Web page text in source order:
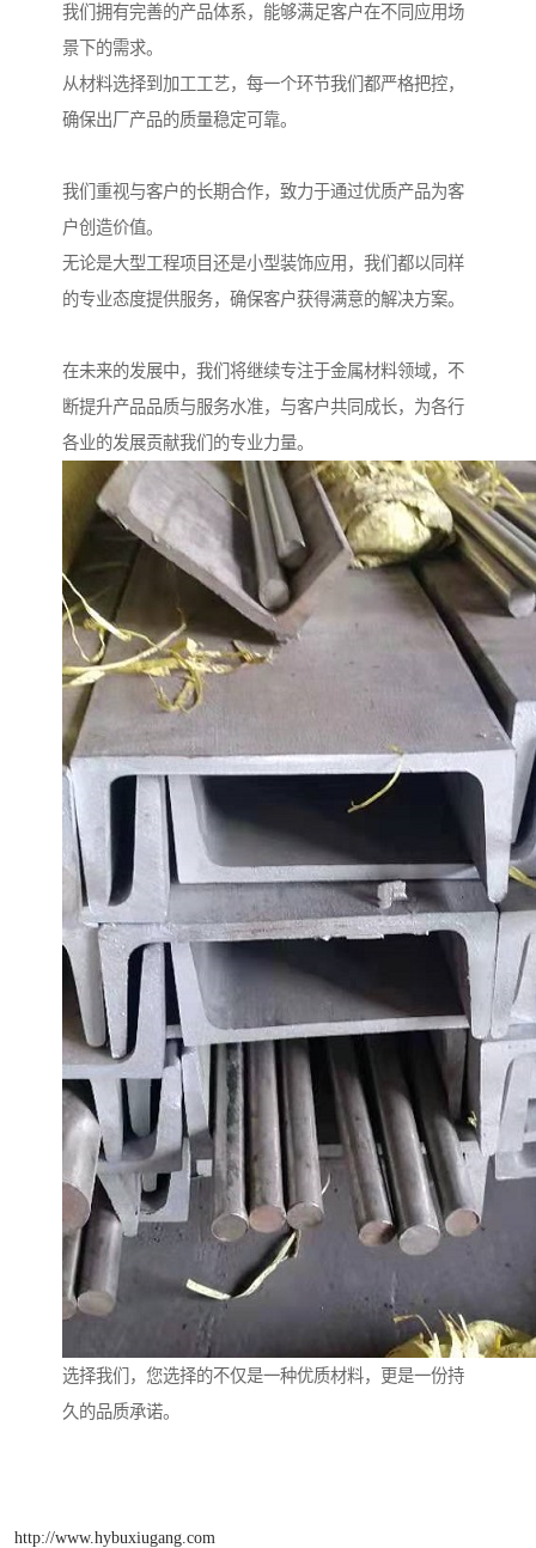
我们拥有完善的产品体系，能够满足客户在不同应用场
景下的需求。
从材料选择到加工工艺，每一个环节我们都严格把控，
确保出厂产品的质量稳定可靠。
我们重视与客户的长期合作，致力于通过优质产品为客
户创造价值。
无论是大型工程项目还是小型装饰应用，我们都以同样
的专业态度提供服务，确保客户获得满意的解决方案。
在未来的发展中，我们将继续专注于金属材料领域，不
断提升产品品质与服务水准，与客户共同成长，为各行
各业的发展贡献我们的专业力量。
选择我们，您选择的不仅是一种优质材料，更是一份持
久的品质承诺。
http://www.hybuxiugang.com